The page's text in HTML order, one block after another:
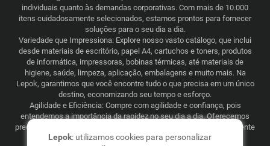
individuais quanto às demandas corporativas. Com mais de 10.000
itens cuidadosamente selecionados, estamos prontos para fornecer
soluções para o seu dia a dia.
Variedade que Impressiona: Explore nosso vasto catálogo, que inclui
desde materiais de escritório, papel A4, cartuchos e toners, produtos
de informática, impressoras, bobinas térmicas, até materiais de
higiene, saúde, limpeza, aplicação, embalagens e muito mais. Na
Lepok, garantimos que você encontre tudo o que precisa em um único
destino, economizando seu tempo e esforço.
Agilidade e Eficiência: Compre com agilidade e confiança, pois
entendemos a importância da rapidez no seu dia a dia. Oferecemos
preços justos e competitivos, combinados com uma logística eficiente
que abrange todo o Brasil. Seja para consumo recorrente ou
Lepok: utilizamos cookies para personalizar